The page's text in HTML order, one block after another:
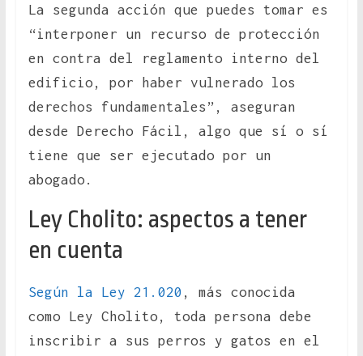
La segunda acción que puedes tomar es
“interponer un recurso de protección
en contra del reglamento interno del
edificio, por haber vulnerado los
derechos fundamentales”, aseguran
desde Derecho Fácil, algo que sí o sí
tiene que ser ejecutado por un
abogado.
Ley Cholito: aspectos a tener
en cuenta
Según la Ley 21.020 , más conocida
como Ley Cholito, toda persona debe
inscribir a sus perros y gatos en el